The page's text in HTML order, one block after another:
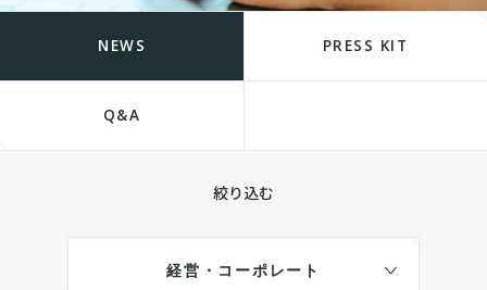
NEWS PRESS KIT
Q&A
絞り込む
経営・コーポレート